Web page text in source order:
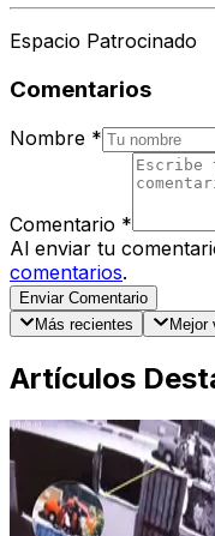
Espacio Patrocinado
Comentarios
Nombre *
Comentario *
Al enviar tu
comentarios.
Enviar Comentario
Más recientes
Mejor
Artículos